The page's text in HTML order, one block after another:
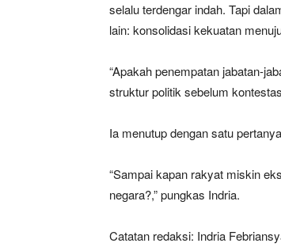
selalu terdengar indah. Tapi
lain: konsolidasi kekuatan
“Apakah penempatan jabatan-
struktur politik sebelum
Ia menutup dengan satu
“Sampai kapan rakyat miskin
negara?,” pungkas Indria.
Catatan redaksi: Indria